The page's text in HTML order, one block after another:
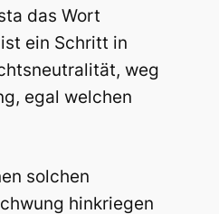
das Wort
ein Schritt in
weg
egal welchen
solchen
hinkriegen